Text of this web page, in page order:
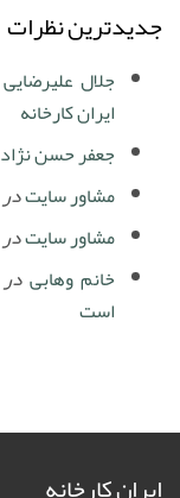
جدیدترین نظرات
جلال علیرضایی
ایران کارخانه
جعفر حسن نژاد
مشاور سایتدر
مشاور سایتدر
خانم وهابیدر
است
ایران کارخانه